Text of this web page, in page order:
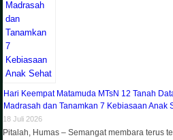
Hari Keempat Matamuda MTsN 12 Tanah
Madrasah dan Tanamkan 7 Kebiasaan Anak
18 Juli 2026
Pitalah, Humas – Semangat membara terus